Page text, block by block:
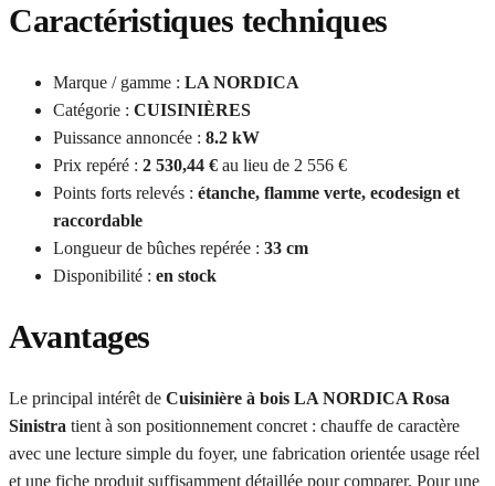
Caractéristiques techniques
Marque / gamme : LA NORDICA
Catégorie : CUISINIÈRES
Puissance annoncée : 8.2 kW
Prix repéré : 2 530,44 € au lieu de 2 556 €
Points forts relevés : étanche, flamme verte, ecodesign et
raccordable
Longueur de bûches repérée : 33 cm
Disponibilité : en stock
Avantages
Le principal intérêt de Cuisinière à bois LA NORDICA Rosa
Sinistra tient à son positionnement concret : chauffe de caractère
avec une lecture simple du foyer, une fabrication orientée usage réel
et une fiche produit suffisamment détaillée pour comparer. Pour une